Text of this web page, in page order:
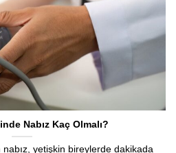
Nabız Kaç Olmalı?
yetişkin bireylerde dakikada